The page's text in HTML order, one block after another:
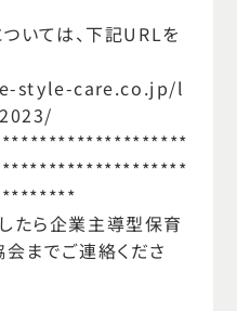
いては、下記URLを
style-care.co.jp/l
たら企業主導型保育
までご連絡くださ